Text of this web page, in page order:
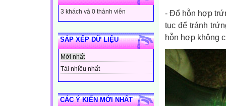
3 khách và 0 thành viên
SẮP XẾP DỮ LIỆU
Mới nhất
Tải nhiều nhất
CÁC Ý KIẾN MỚI NHẤT
- Đổ hỗn hợp
tục để tránh
hỗn hợp không